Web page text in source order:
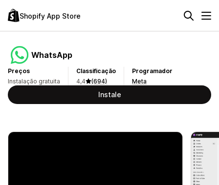
Shopify App Store
WhatsApp
Preços
Instalação gratuita
Classificação
4,4
(694)
Programador
Meta
Instale